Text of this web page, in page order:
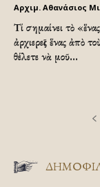
Αρχιμ. Αθανάσιος
Τί σημαίνει τὸ
ἀρχιερεῖς ἕνας ἀπὸ
θέλετε νὰ μοῦ...